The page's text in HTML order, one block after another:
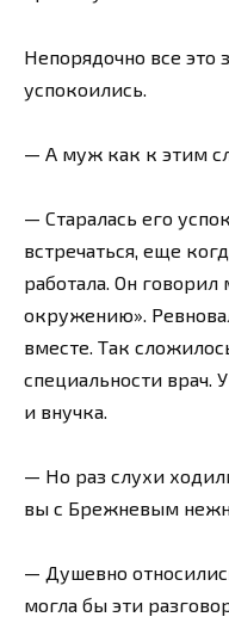
Непорядочно все это
успокоились.
— А муж как к этим
— Старалась его
встречаться, еще
работала. Он
окружению».
вместе. Так
специальности врач.
и внучка.
— Но раз слухи
вы с Брежневым
— Душевно
могла бы эти